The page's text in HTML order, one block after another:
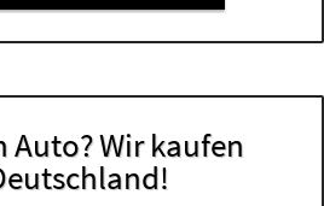
Auto? Wir kaufen